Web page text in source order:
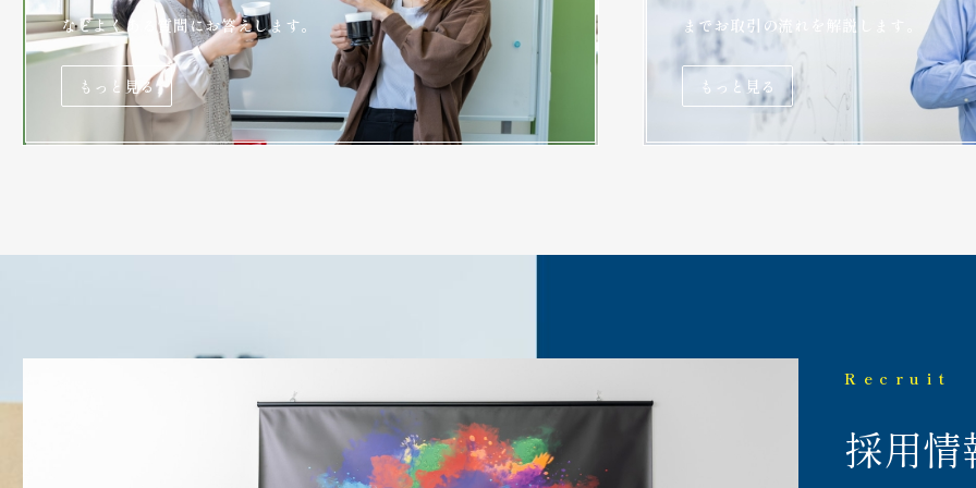
などよくある質問にお答えします。
もっと見る
までお取引の流れを解説します。
もっと見る
Recruit
採用情